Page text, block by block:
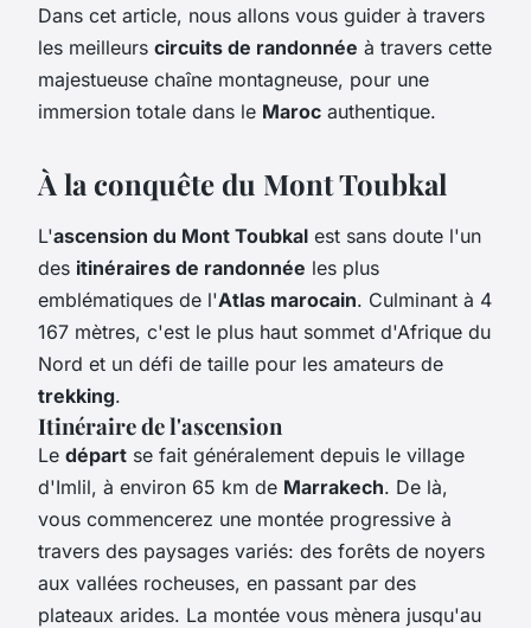
Dans cet article, nous allons vous guider à travers
les meilleurs circuits de randonnée à travers cette
majestueuse chaîne montagneuse, pour une
immersion totale dans le Maroc authentique.
À la conquête du Mont Toubkal
L'ascension du Mont Toubkal est sans doute l'un
des itinéraires de randonnée les plus
emblématiques de l'Atlas marocain. Culminant à 4
167 mètres, c'est le plus haut sommet d'Afrique du
Nord et un défi de taille pour les amateurs de
trekking.
Itinéraire de l'ascension
Le départ se fait généralement depuis le village
d'Imlil, à environ 65 km de Marrakech. De là,
vous commencerez une montée progressive à
travers des paysages variés: des forêts de noyers
aux vallées rocheuses, en passant par des
plateaux arides. La montée vous mènera jusqu'au